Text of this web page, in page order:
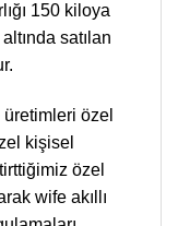
150 kiloya
altında satılan
özel
kişisel
özel
wife akıllı